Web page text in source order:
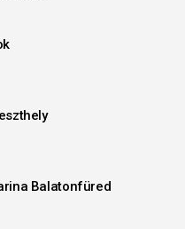
Balatonfüred